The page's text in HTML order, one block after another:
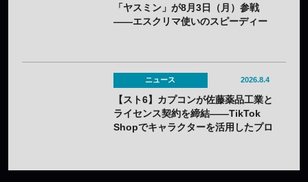
「ヤスミン」が8月3日（月）参戦
——エスクリマ使いのスピーディー
ニュース 2026.8.4
【スト6】カプコンが佐藤薬品工業と
ライセンス契約を締結——TikTok
Shopでキャラクターを活用したプロ